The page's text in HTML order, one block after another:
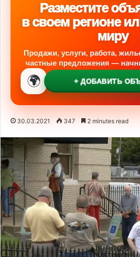
Разместите
в своем регионе
миру
Продажи, услуги, работа,
частные предложения —
🌍 + ДОБАВИТЬ
30.03.2021 347 2 minutes read